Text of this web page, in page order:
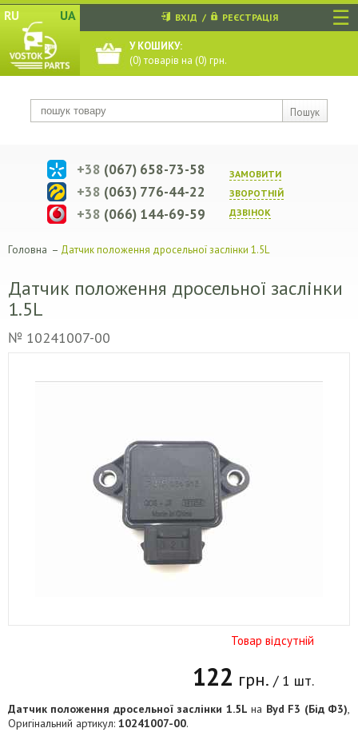
☰
RU UA
Пошук
ВХІД / РЕЄСТРАЦІЯ
У КОШИКУ:
(0) товарів на (0) грн.
ЗАМОВИТИ
ЗВОРОТНIЙ
ДЗВIНОК
+38 (067) 658-73-58
+38 (063) 776-44-22
+38 (066) 144-69-59
Головна – Датчик положення дросельної заслінки 1.5L
Датчик положення дросельної заслінки
1.5L
№ 10241007-00
Товар відсутній
122 грн. / 1 шт.
Датчик положення дросельної заслінки 1.5L на Byd F3 (Бід Ф3),
Оригінальний артикул: 10241007-00.